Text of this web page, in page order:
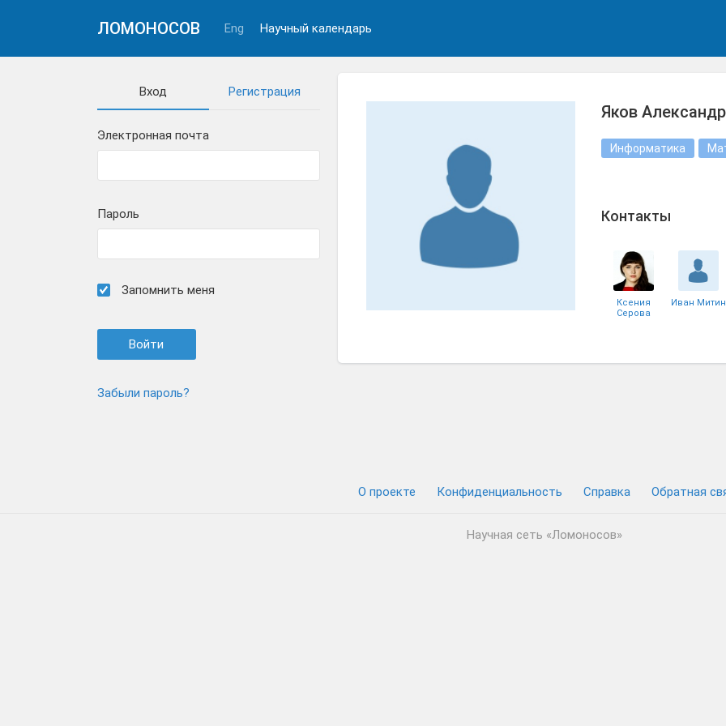
ЛОМОНОСОВ Eng Научный календарь
Вход Регистрация
Электронная почта
Пароль
Запомнить меня
Забыли пароль?
Яков
Информатика
Контакты
Ксения
Серова
Иван Митин
О проекте Конфиденциальность Cправка Обратная
Научная сеть «Ломоносов»